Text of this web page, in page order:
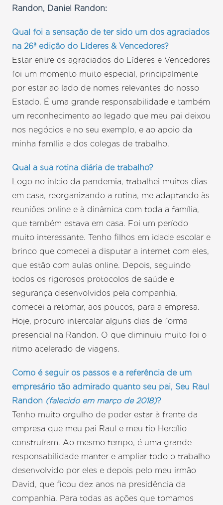
Randon, Daniel Randon:
Qual foi a sensação de ter sido um dos agraciados
na 26ª edição do Líderes & Vencedores?
Estar entre os agraciados do Líderes e Vencedores
foi um momento muito especial, principalmente
por estar ao lado de nomes relevantes do nosso
Estado. É uma grande responsabilidade e também
um reconhecimento ao legado que meu pai deixou
nos negócios e no seu exemplo, e ao apoio da
minha família e dos colegas de trabalho.
Qual a sua rotina diária de trabalho?
Logo no início da pandemia, trabalhei muitos dias
em casa, reorganizando a rotina, me adaptando às
reuniões online e à dinâmica com toda a família,
que também estava em casa. Foi um período
muito interessante. Tenho filhos em idade escolar e
brinco que comecei a disputar a internet com eles,
que estão com aulas online. Depois, seguindo
todos os rigorosos protocolos de saúde e
segurança desenvolvidos pela companhia,
comecei a retomar, aos poucos, para a empresa.
Hoje, procuro intercalar alguns dias de forma
presencial na Randon. O que diminuiu muito foi o
ritmo acelerado de viagens.
Como é seguir os passos e a referência de um
empresário tão admirado quanto seu pai, Seu Raul
Randon (falecido em março de 2018)?
Tenho muito orgulho de poder estar à frente da
empresa que meu pai Raul e meu tio Hercílio
construíram. Ao mesmo tempo, é uma grande
responsabilidade manter e ampliar todo o trabalho
desenvolvido por eles e depois pelo meu irmão
David, que ficou dez anos na presidência da
companhia. Para todas as ações que tomamos